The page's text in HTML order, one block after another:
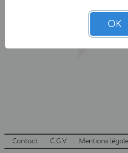
Contact C.G.V Mentions
OK